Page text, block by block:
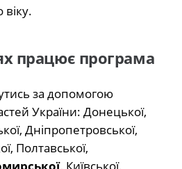
працює програма
за допомогою
України: Донецької,
Дніпропетровської,
Полтавської,